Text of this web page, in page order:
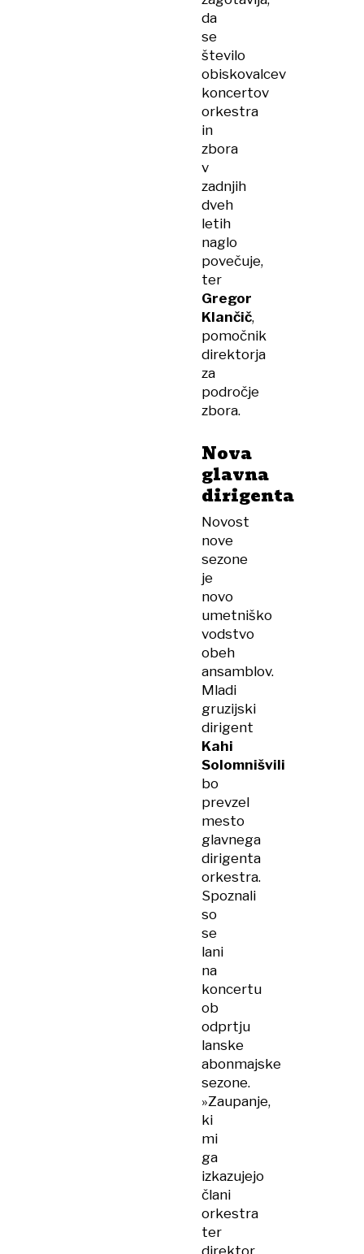
da
se
število
obiskovalcev
koncertov
orkestra
in
zbora
v
zadnjih
dveh
letih
naglo
povečuje,
ter
Gregor
Klančič,
pomočnik
direktorja
za
področje
zbora.
Nova
glavna
dirigenta
Novost
nove
sezone
je
novo
umetniško
vodstvo
obeh
ansamblov.
Mladi
gruzijski
dirigent
Kahi
Solomnišvili
bo
prevzel
mesto
glavnega
dirigenta
orkestra.
Spoznali
so
se
lani
na
koncertu
ob
odprtju
lanske
abonmajske
sezone.
»Zaupanje,
ki
mi
ga
izkazujejo
člani
orkestra
ter